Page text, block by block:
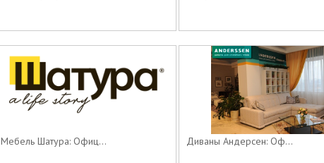
Мебель Шатура: Офиц... Диваны Андерсен: Оф...